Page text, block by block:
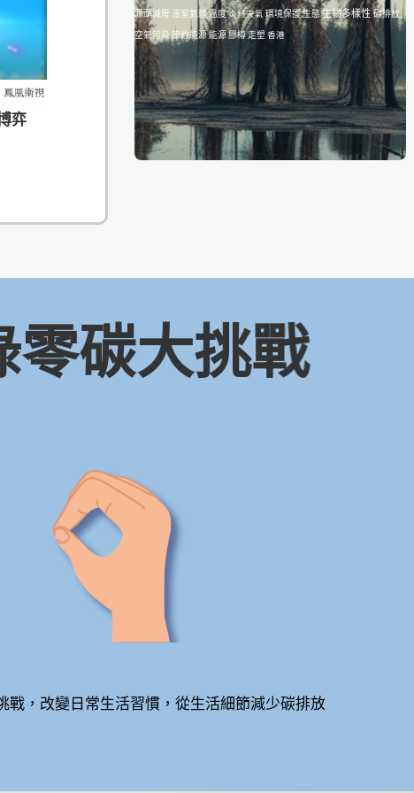
弈
源頭減廢溫室氣體溫度炎熱天氣 環境保護生態生物多樣性碳排放
空氣污染節約能源能源膠樽走塑 香港
零碳大挑戰
戰，改變日常生活習慣，從生活細節減少碳排放